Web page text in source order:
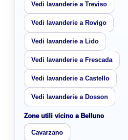
Vedi lavanderie a Treviso
Vedi lavanderie a Rovigo
Vedi lavanderie a Lido
Vedi lavanderie a Frescada
Vedi lavanderie a Castello
Vedi lavanderie a Dosson
Zone utili vicino a Belluno
Cavarzano